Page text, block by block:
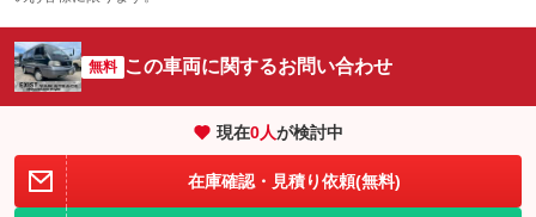
エアコン
：装備なし Wエアコン
：装備なし
リフトアップ
：装備なし パワーステアリング
：装備なし
ダウンヒルアシストコントロール
：装備なし ：装備なし
アイドリングストップ
：装備なし ドライブレコーダー
オーディオ
ビジュアル
：装備なし
革シート
：装備なし ハーフレザーシート
キーレス
：装備なし LEDヘッドランプ
無料 この車両に関するお問い合わせ
現在0人が検討中
在庫確認・見積り依頼(無料)